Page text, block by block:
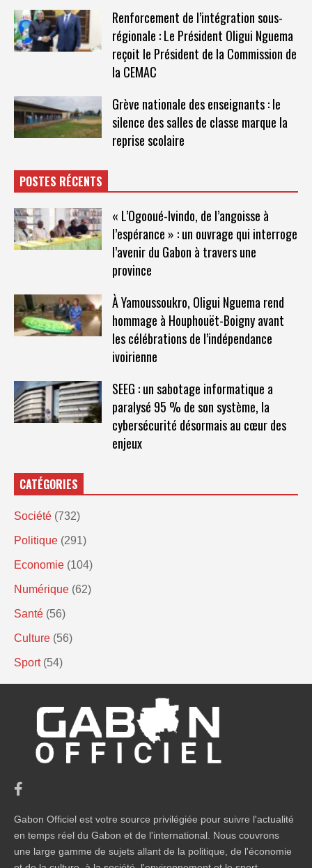
Renforcement de l’intégration sous-
régionale : Le Président Oligui Nguema
reçoit le Président de la Commission de
la CEMAC
Grève nationale des enseignants : le
silence des salles de classe marque la
reprise scolaire
POSTES RÉCENTS
« L’Ogooué-Ivindo, de l’angoisse à
l’espérance » : un ouvrage qui interroge
l’avenir du Gabon à travers une
province
À Yamoussoukro, Oligui Nguema rend
hommage à Houphouët-Boigny avant
les célébrations de l’indépendance
ivoirienne
SEEG : un sabotage informatique a
paralysé 95 % de son système, la
cybersécurité désormais au cœur des
enjeux
CATÉGORIES
Société (732)
Politique (291)
Economie (104)
Numérique (62)
Santé (56)
Culture (56)
Sport (54)
Gabon Officiel est votre source privilégiée pour suivre l'actualité
en temps réel du Gabon et de l'international. Nous couvrons
une large gamme de sujets allant de la politique, de l'économie